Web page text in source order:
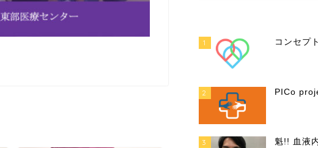
1 コンセプト
2 PICo
3 魁!! 血液